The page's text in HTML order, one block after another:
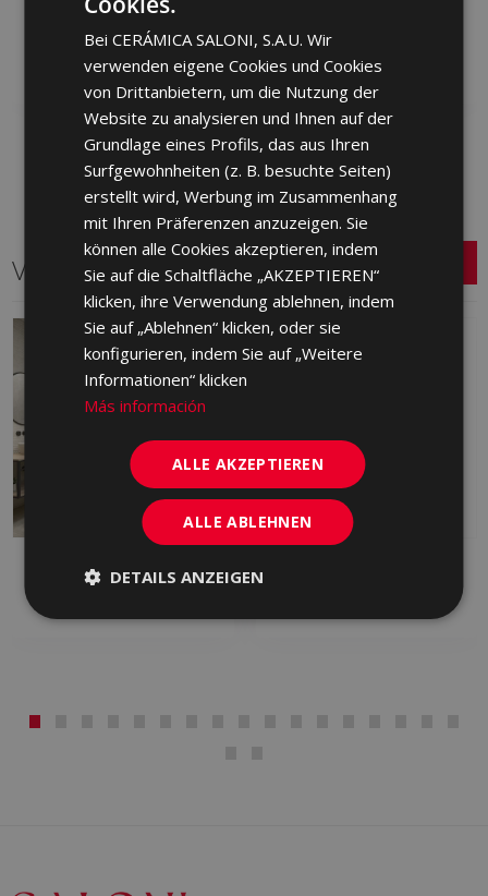
LXM230 | 90x90
Zu Favoriten
hinzufügen
Zu Favoriten
hinzufügen
Verwandte Serien
ARDESIA
GERMAN
PORTUGUESE
Bei CERÁMICA SALONI, S.A.U. Wir
verwenden eigene Cookies und Cookies
von Drittanbietern, um die Nutzung der
Website zu analysieren und Ihnen auf der
Grundlage eines Profils, das aus Ihren
Surfgewohnheiten (z. B. besuchte Seiten)
erstellt wird, Werbung im Zusammenhang
mit Ihren Präferenzen anzuzeigen. Sie
können alle Cookies akzeptieren, indem
Sie auf die Schaltfläche „AKZEPTIEREN“
klicken, ihre Verwendung ablehnen, indem
Sie auf „Ablehnen“ klicken, oder sie
konfigurieren, indem Sie auf „Weitere
Informationen“ klicken
Más información
ALLE AKZEPTIEREN
ALLE ABLEHNEN
DETAILS ANZEIGEN